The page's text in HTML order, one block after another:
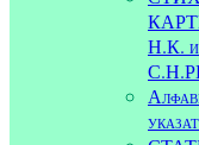
Н.К. и